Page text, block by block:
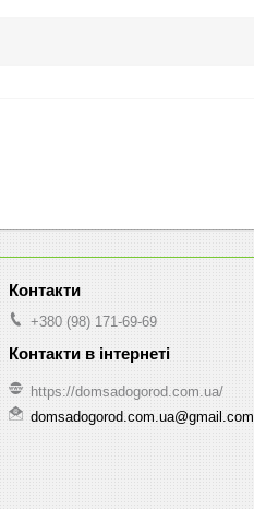
+380 (98) 171-69-69
https://domsadogorod.com.ua/
domsadogorod.com.ua@gmail.com